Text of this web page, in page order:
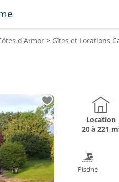
d'Armor > Gîtes et Locations
Location
20 à 221
Piscine